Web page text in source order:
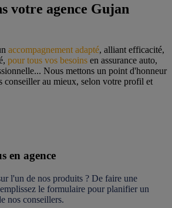
votre agence Gujan
accompagnement adapté, alliant efficacité,
pour tous vos besoins en assurance auto,
Nous mettons un point d'honneur
conseiller au mieux, selon votre profil et
en agence
l'un de nos produits ? De faire une
le formulaire pour planifier un
nos conseillers.